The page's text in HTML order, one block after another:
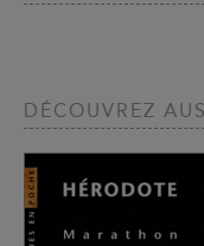
DÉCOUVREZ